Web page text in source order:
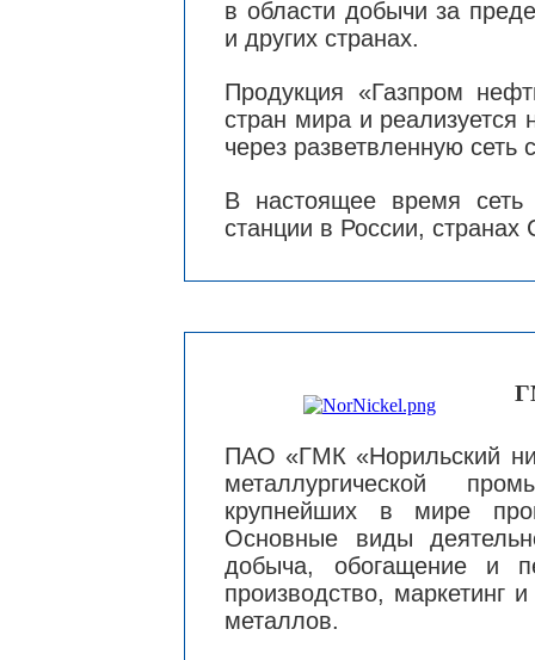
в области добычи за
и других странах.
Продукция «Газпром
стран мира и
через разветвленную
В настоящее время
станции в России,
ПАО «ГМК «Норильский
металлургической
крупнейших в мире
Основные виды
добыча, обогащение и
производство, маркетинг
металлов.